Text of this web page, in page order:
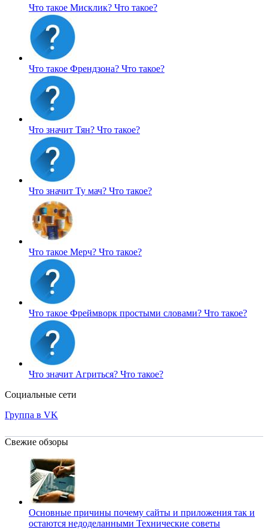
Что такое Мисклик? Что такое?
Что такое Френдзона? Что такое?
Что значит Тян? Что такое?
Что значит Ту мач? Что такое?
Что такое Мерч? Что такое?
Что такое Фреймворк простыми словами? Что такое?
Что значит Агриться? Что такое?
Социальные сети
Группа в VK
Свежие обзоры
Основные причины почему сайты и приложения так и
остаются недоделанными Технические советы